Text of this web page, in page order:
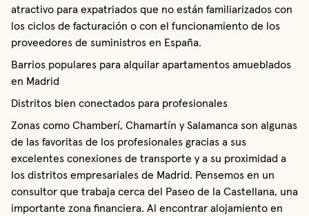
atractivo para expatriados que no están familiarizados con
los ciclos de facturación o con el funcionamiento de los
proveedores de suministros en España.
Barrios populares para alquilar apartamentos amueblados
en Madrid
Distritos bien conectados para profesionales
Zonas como Chamberí, Chamartín y Salamanca son algunas
de las favoritas de los profesionales gracias a sus
excelentes conexiones de transporte y a su proximidad a
los distritos empresariales de Madrid. Pensemos en un
consultor que trabaja cerca del Paseo de la Castellana, una
importante zona financiera. Al encontrar alojamiento en